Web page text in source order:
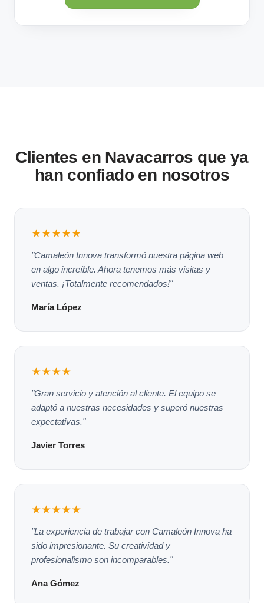
Clientes en Navacarros que ya
han confiado en nosotros
★★★★★
"Camaleón Innova transformó nuestra página web
en algo increíble. Ahora tenemos más visitas y
ventas. ¡Totalmente recomendados!"
María López
★★★★
"Gran servicio y atención al cliente. El equipo se
adaptó a nuestras necesidades y superó nuestras
expectativas."
Javier Torres
★★★★★
"La experiencia de trabajar con Camaleón Innova ha
sido impresionante. Su creatividad y
profesionalismo son incomparables."
Ana Gómez